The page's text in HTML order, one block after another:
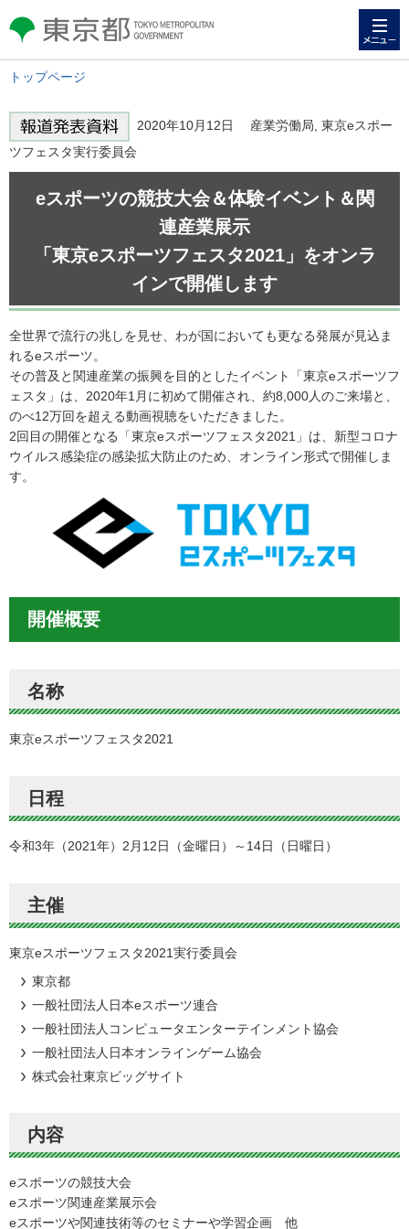
東京都 TOKYO METROPOLITAN
GOVERNMENT
トップページ
2020年10月12日 産業労働局, 東京eスポー
ツフェスタ実行委員会
eスポーツの競技大会＆体験イベント＆関
連産業展示
「東京eスポーツフェスタ2021」をオンラ
インで開催します
全世界で流行の兆しを見せ、わが国においても更なる発展が見込ま
れるeスポーツ。
その普及と関連産業の振興を目的としたイベント「東京eスポーツフ
ェスタ」は、2020年1月に初めて開催され、約8,000人のご来場と、
のべ12万回を超える動画視聴をいただきました。
2回目の開催となる「東京eスポーツフェスタ2021」は、新型コロナ
ウイルス感染症の感染拡大防止のため、オンライン形式で開催しま
す。
開催概要
名称
東京eスポーツフェスタ2021
日程
令和3年（2021年）2月12日（金曜日）～14日（日曜日）
主催
東京eスポーツフェスタ2021実行委員会
東京都
一般社団法人日本eスポーツ連合
一般社団法人コンピュータエンターテインメント協会
一般社団法人日本オンラインゲーム協会
株式会社東京ビッグサイト
内容
eスポーツの競技大会
eスポーツ関連産業展示会
eスポーツや関連技術等のセミナーや学習企画 他